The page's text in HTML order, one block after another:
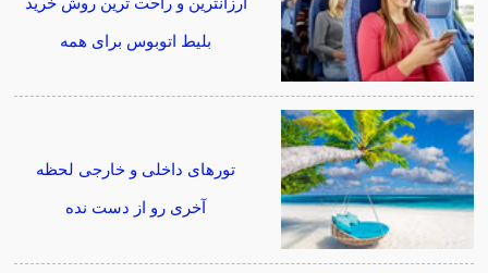
بلیط اتوبوس برای همه
تورهای داخلی و خارجی لحظه
آخری رو از دست نده